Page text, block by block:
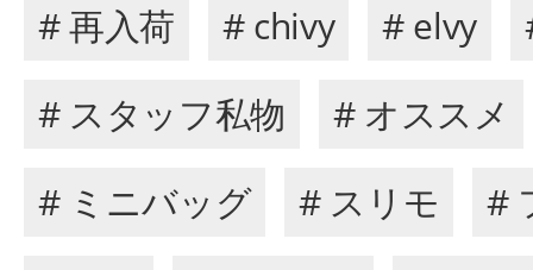
# 再入荷
# chivy # elvy
# スタッフ私物
# オススメ
# ミニバッグ
# スリモ
#